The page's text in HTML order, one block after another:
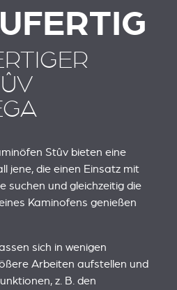
Stûv bieten eine
jene, die einen Einsatz mit
suchen und gleichzeitig die
Kaminofens genießen
sich in wenigen
Arbeiten aufstellen und
z. B. den